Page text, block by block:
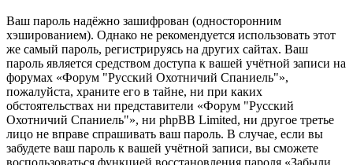
Ваш пароль надёжно зашифрован (односторонним
хэшированием). Однако не рекомендуется использовать этот
же самый пароль, регистрируясь на других сайтах. Ваш
пароль является средством доступа к вашей учётной записи на
форумах «Форум "Русский Охотничий Спаниель"»,
пожалуйста, храните его в тайне, ни при каких
обстоятельствах ни представители «Форум "Русский
Охотничий Спаниель"», ни phpBB Limited, ни другое третье
лицо не вправе спрашивать ваш пароль. В случае, если вы
забудете ваш пароль к вашей учётной записи, вы сможете
воспользоваться функцией восстановления пароля «Забыли